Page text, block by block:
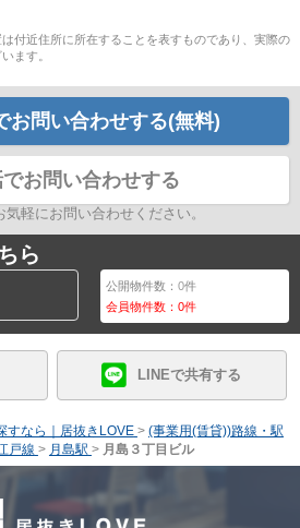
付近住所に所在することを表すものであり、実際の
ます。
お問い合わせする(無料)
でお問い合わせする
軽にお問い合わせください。
ら
公開物件数：0件
会員物件数：0件
LINEで共有する
すなら｜居抜きLOVE > (事業用(賃貸))路線・駅
戸線 > 月島駅 > 月島３丁目ビル